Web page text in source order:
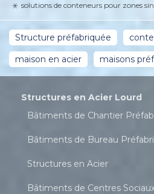
solutions de conteneurs pour zones
Structure préfabriquée
maison en acier
maisons
Structures en Acier Lourd
Bâtiments de Chantier
Bâtiments de Bureau
Structures en Acier
Bâtiments de Centres